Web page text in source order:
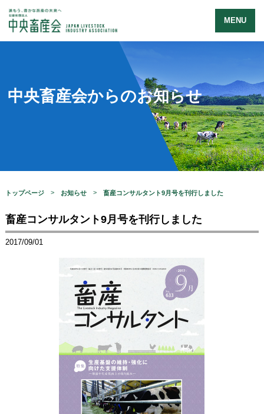
MENU
中央畜産会からのお知らせ
トップページ お知らせ 畜産コンサルタント9月号を刊行しました
畜産コンサルタント9月号を刊行しました
2017/09/01